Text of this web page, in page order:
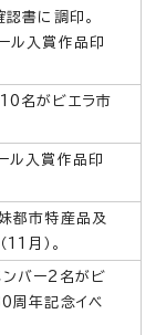
認書に調印。
ル入賞作品印
名がビエラ市
ル入賞作品印
都市特産品及
月）。
ンバー2名がビ
周年記念イベ